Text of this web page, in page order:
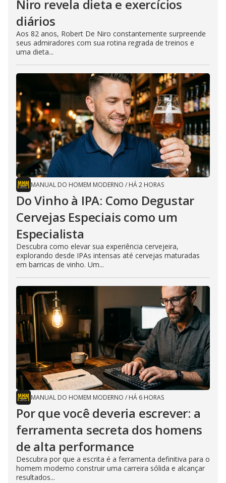
Niro revela dieta e exercícios
diários
Aos 82 anos, Robert De Niro constantemente surpreende
seus admiradores com sua rotina regrada de treinos e
uma dieta...
MANUAL DO HOMEM MODERNO / HÁ 2 HORAS
Do Vinho à IPA: Como Degustar
Cervejas Especiais como um
Especialista
Descubra como elevar sua experiência cervejeira,
explorando desde IPAs intensas até cervejas maturadas
em barricas de vinho. Um...
MANUAL DO HOMEM MODERNO / HÁ 6 HORAS
Por que você deveria escrever: a
ferramenta secreta dos homens
de alta performance
Descubra por que a escrita é a ferramenta definitiva para o
homem moderno construir uma carreira sólida e alcançar
resultados...